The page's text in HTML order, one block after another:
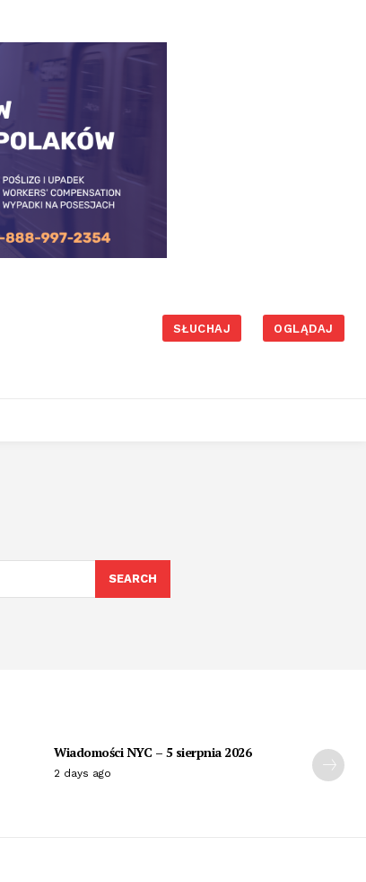
SŁUCHAJ OGLĄDAJ
SEARCH
Wiadomości NYC – 5 sierpnia 2026
2 days ago